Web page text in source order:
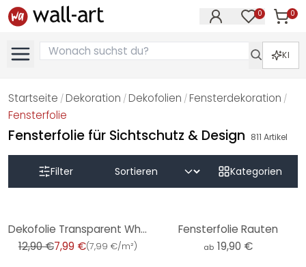
0 0
KI
Startseite / Dekoration / Dekofolien / Fensterdekoration /
Fensterfolie
Fensterfolie für Sichtschutz & Design 811 Artikel
Filter Kategorien
Dekofolie Transparent White
12,90 €7,99 €(7,99 €/m²)
Fensterfolie Rauten
ab 19,90 €